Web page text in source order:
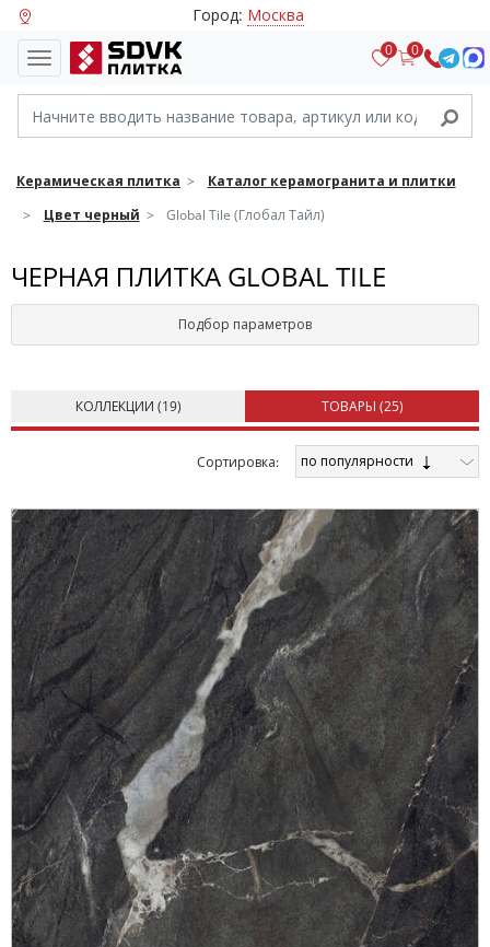
Город: Москва
0 0
Керамическая плитка
Каталог керамогранита и плитки
Цвет черный
Global Tile (Глобал Тайл)
ЧЕРНАЯ ПЛИТКА GLOBAL TILE
Подбор параметров
КОЛЛЕКЦИИ (19) ТОВАРЫ (25)
Cортировка: по популярности